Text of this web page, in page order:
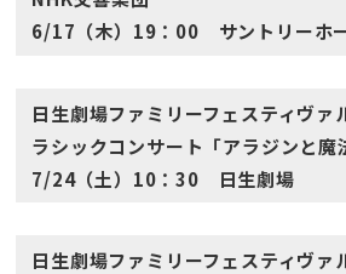
6/17（木）19：00 サントリーホ
日生劇場ファミリーフェスティヴァ
ラシックコンサート「アラジンと魔
7/24（土）10：30 日生劇場
日生劇場ファミリーフェスティヴァ